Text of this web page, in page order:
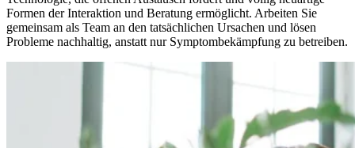
Formen der Interaktion und Beratung ermöglicht. Arbeiten Sie
gemeinsam als Team an den tatsächlichen Ursachen und lösen
Probleme nachhaltig, anstatt nur Symptombekämpfung zu betreiben.